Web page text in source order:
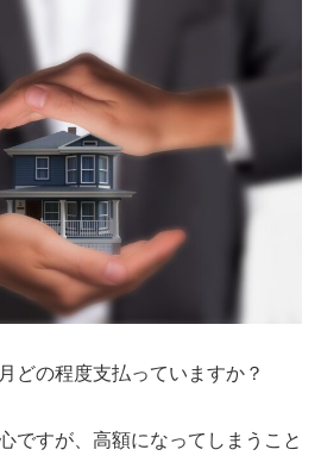
どの程度支払っていますか？
ですが、高額になってしまうこと